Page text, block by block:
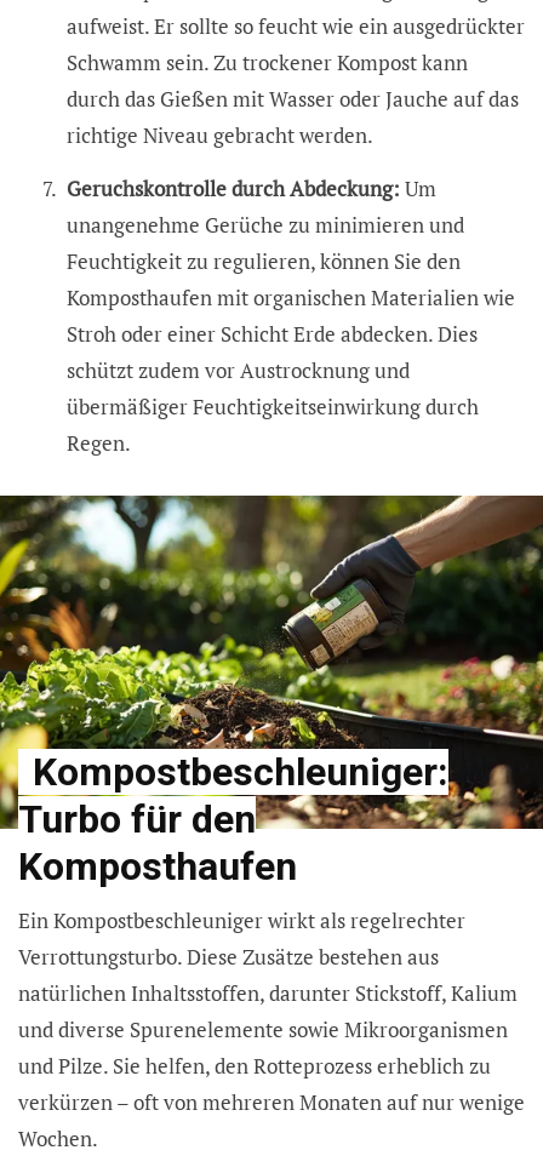
aufweist. Er sollte so feucht wie ein ausgedrückter
Schwamm sein. Zu trockener Kompost kann
durch das Gießen mit Wasser oder Jauche auf das
richtige Niveau gebracht werden.
Geruchskontrolle durch Abdeckung: Um
unangenehme Gerüche zu minimieren und
Feuchtigkeit zu regulieren, können Sie den
Komposthaufen mit organischen Materialien wie
Stroh oder einer Schicht Erde abdecken. Dies
schützt zudem vor Austrocknung und
übermäßiger Feuchtigkeitseinwirkung durch
Regen.
Kompostbeschleuniger:
Turbo für den
Komposthaufen
Ein Kompostbeschleuniger wirkt als regelrechter
Verrottungsturbo. Diese Zusätze bestehen aus
natürlichen Inhaltsstoffen, darunter Stickstoff, Kalium
und diverse Spurenelemente sowie Mikroorganismen
und Pilze. Sie helfen, den Rotteprozess erheblich zu
verkürzen – oft von mehreren Monaten auf nur wenige
Wochen.